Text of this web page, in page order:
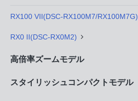
RX100 VII(DSC-RX100M7/RX100M7G)
RX0 II(DSC-RX0M2)
高倍率ズームモデル
スタイリッシュコンパクトモデル